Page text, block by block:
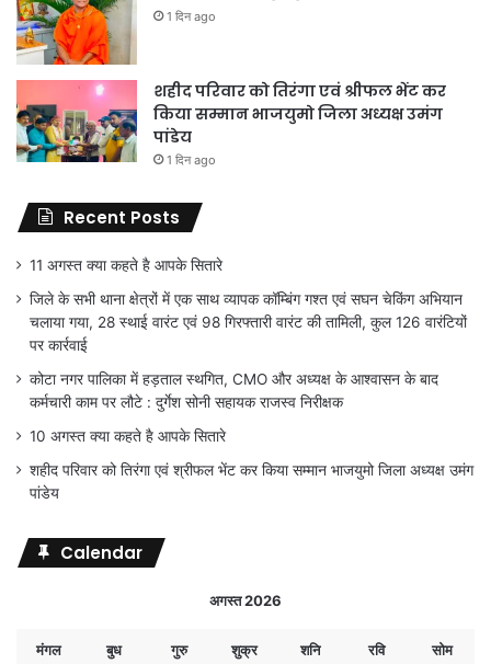
1 दिन ago
शहीद परिवार को तिरंगा एवं श्रीफल भेंट कर
किया सम्मान भाजयुमो जिला अध्यक्ष उमंग
पांडेय
1 दिन ago
Recent Posts
11 अगस्त क्या कहते है आपके सितारे
जिले के सभी थाना क्षेत्रों में एक साथ व्यापक कॉम्बिंग गश्त एवं सघन चेकिंग अभियान
चलाया गया, 28 स्थाई वारंट एवं 98 गिरफ्तारी वारंट की तामिली, कुल 126 वारंटियों
पर कार्रवाई
कोटा नगर पालिका में हड़ताल स्थगित, CMO और अध्यक्ष के आश्वासन के बाद
कर्मचारी काम पर लौटे : दुर्गेश सोनी सहायक राजस्व निरीक्षक
10 अगस्त क्या कहते है आपके सितारे
शहीद परिवार को तिरंगा एवं श्रीफल भेंट कर किया सम्मान भाजयुमो जिला अध्यक्ष उमंग
पांडेय
Calendar
अगस्त 2026
मंगल बुध गुरु शुक्र शनि रवि सोम